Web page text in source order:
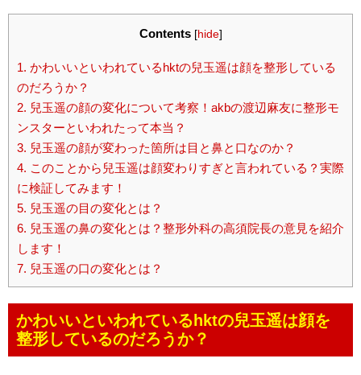
Contents [hide]
1. かわいいといわれているhktの兒玉遥は顔を整形している
のだろうか？
2. 兒玉遥の顔の変化について考察！akbの渡辺麻友に整形モ
ンスターといわれたって本当？
3. 兒玉遥の顔が変わった箇所は目と鼻と口なのか？
4. このことから兒玉遥は顔変わりすぎと言われている？実際
に検証してみます！
5. 兒玉遥の目の変化とは？
6. 兒玉遥の鼻の変化とは？整形外科の高須院長の意見を紹介
します！
7. 兒玉遥の口の変化とは？
かわいいといわれているhktの兒玉遥は顔を
整形しているのだろうか？